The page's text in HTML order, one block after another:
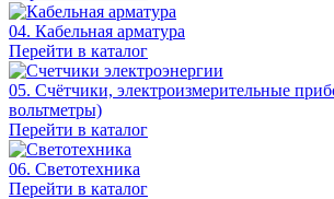
04. Кабельная арматура
Перейти в каталог
05. Счётчики, электроизмерительные
вольтметры)
Перейти в каталог
06. Светотехника
Перейти в каталог